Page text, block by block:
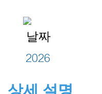
날짜
2026
상세 설명